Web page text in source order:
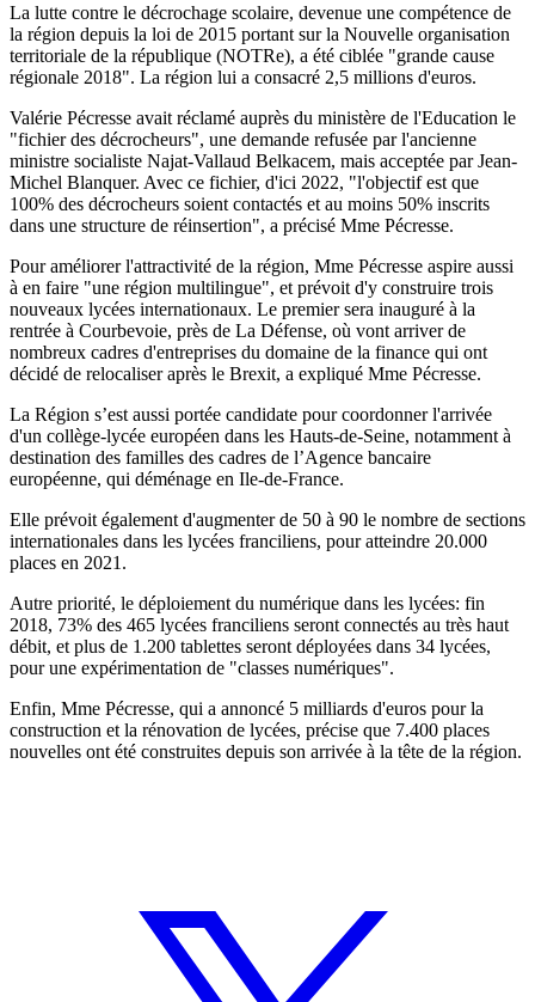
La lutte contre le décrochage scolaire, devenue une compétence de
la région depuis la loi de 2015 portant sur la Nouvelle organisation
territoriale de la république (NOTRe), a été ciblée "grande cause
régionale 2018". La région lui a consacré 2,5 millions d'euros.
Valérie Pécresse avait réclamé auprès du ministère de l'Education le
"fichier des décrocheurs", une demande refusée par l'ancienne
ministre socialiste Najat-Vallaud Belkacem, mais acceptée par Jean-
Michel Blanquer. Avec ce fichier, d'ici 2022, "l'objectif est que
100% des décrocheurs soient contactés et au moins 50% inscrits
dans une structure de réinsertion", a précisé Mme Pécresse.
Pour améliorer l'attractivité de la région, Mme Pécresse aspire aussi
à en faire "une région multilingue", et prévoit d'y construire trois
nouveaux lycées internationaux. Le premier sera inauguré à la
rentrée à Courbevoie, près de La Défense, où vont arriver de
nombreux cadres d'entreprises du domaine de la finance qui ont
décidé de relocaliser après le Brexit, a expliqué Mme Pécresse.
La Région s’est aussi portée candidate pour coordonner l'arrivée
d'un collège-lycée européen dans les Hauts-de-Seine, notamment à
destination des familles des cadres de l’Agence bancaire
européenne, qui déménage en Ile-de-France.
Elle prévoit également d'augmenter de 50 à 90 le nombre de sections
internationales dans les lycées franciliens, pour atteindre 20.000
places en 2021.
Autre priorité, le déploiement du numérique dans les lycées: fin
2018, 73% des 465 lycées franciliens seront connectés au très haut
débit, et plus de 1.200 tablettes seront déployées dans 34 lycées,
pour une expérimentation de "classes numériques".
Enfin, Mme Pécresse, qui a annoncé 5 milliards d'euros pour la
construction et la rénovation de lycées, précise que 7.400 places
nouvelles ont été construites depuis son arrivée à la tête de la région.